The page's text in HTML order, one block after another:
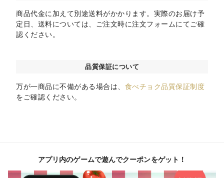
商品代金に加えて別途送料がかかります。実際のお届け予
定日、送料については、ご注文時に注文フォームにてご確
認ください。
品質保証について
万が一商品に不備がある場合は、 食べチョク品質保証制度
をご確認ください。
アプリ内のゲームで遊んでクーポンをゲット！